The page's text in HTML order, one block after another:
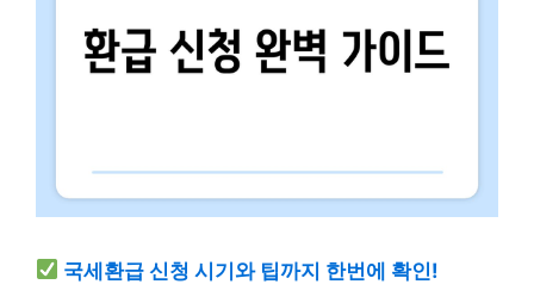
국세환급 신청 시기와 팁까지 한번에 확인!